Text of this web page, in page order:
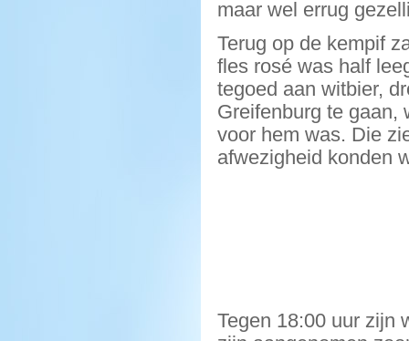
maar wel errug
Terug op de kempif
fles rosé was half
tegoed aan witbier,
Greifenburg te gaan,
voor hem was. Die
afwezigheid konden
Tegen 18:00 uur zijn